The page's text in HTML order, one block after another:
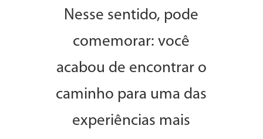
Nesse sentido, pode
comemorar: você
acabou de encontrar o
caminho para uma das
experiências mais